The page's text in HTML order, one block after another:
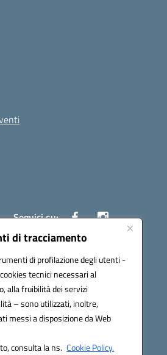
di tracciamento
di profilazione degli utenti -
tecnici necessari al
alla fruibilità dei servizi
– sono utilizzati, inoltre,
messi a disposizione da Web
consulta la ns. Cookie Policy.
Seguici su: